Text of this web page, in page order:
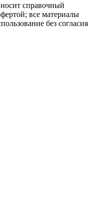
справочный
все материалы
без согласия